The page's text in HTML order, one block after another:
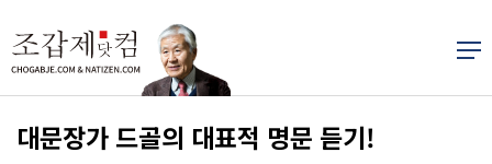
대문장가 드골의 대표적 명문 듣기!